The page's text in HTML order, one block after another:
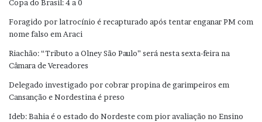
Copa do Brasil: 4 a 0
Foragido por latrocínio é recapturado após tentar enganar PM com
nome falso em Araci
Riachão: “Tributo a Olney São Paulo” será nesta sexta-feira na
Câmara de Vereadores
Delegado investigado por cobrar propina de garimpeiros em
Cansanção e Nordestina é preso
Ideb: Bahia é o estado do Nordeste com pior avaliação no Ensino